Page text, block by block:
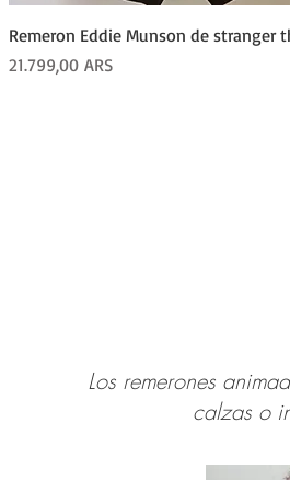
Vista rápida
Remeron Eddie Munson de stranger
Precio
21.799,00 ARS
Los remerones
calzas o